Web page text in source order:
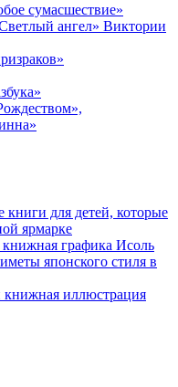
сумасшествие»
ангел» Виктории
для детей, которые
ярмарке
графика Исоль
японского стиля в
иллюстрация